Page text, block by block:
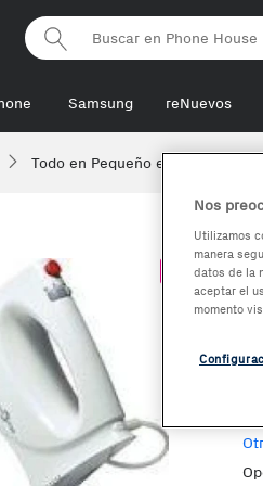
Phonehouse
Samsung reNuevos
Todo en Pequeño
-1,96%
Nos
Utilizamos
manera
datos de la
aceptar el
momento